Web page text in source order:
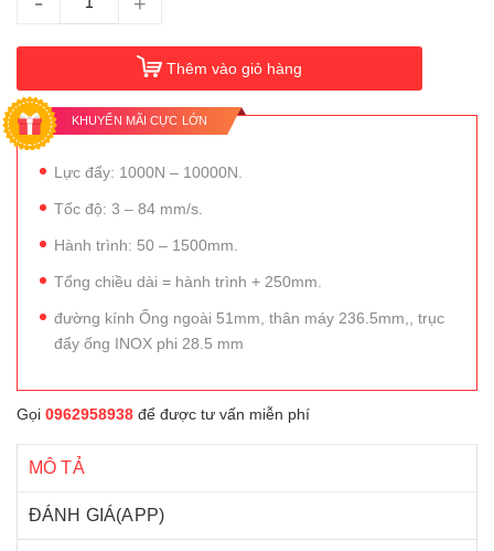
Thêm vào giỏ hàng
KHUYẾN MÃI CỰC LỚN
Lực đẩy: 1000N – 10000N.
Tốc độ: 3 – 84 mm/s.
Hành trình: 50 – 1500mm.
Tổng chiều dài = hành trình + 250mm.
đường kính Ống ngoài 51mm, thân máy 236.5mm,, trục
đẩy ống INOX phi 28.5 mm
Gọi 0962958938 để được tư vấn miễn phí
MÔ TẢ
ĐÁNH GIÁ(APP)